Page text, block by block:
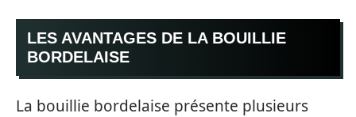
LES AVANTAGES DE LA BOUILLIE
BORDELAISE
La bouillie bordelaise présente plusieurs